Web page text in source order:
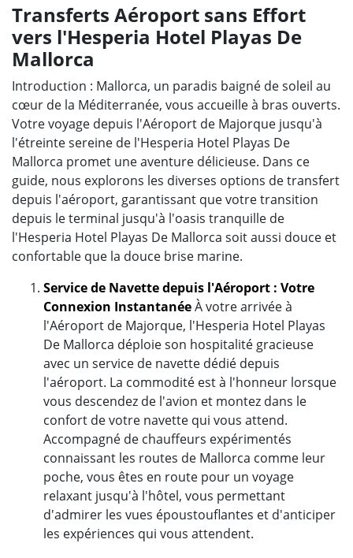
Transferts Aéroport sans Effort
vers l'Hesperia Hotel Playas De
Mallorca
Introduction : Mallorca, un paradis baigné de soleil au
cœur de la Méditerranée, vous accueille à bras ouverts.
Votre voyage depuis l'Aéroport de Majorque jusqu'à
l'étreinte sereine de l'Hesperia Hotel Playas De
Mallorca promet une aventure délicieuse. Dans ce
guide, nous explorons les diverses options de transfert
depuis l'aéroport, garantissant que votre transition
depuis le terminal jusqu'à l'oasis tranquille de
l'Hesperia Hotel Playas De Mallorca soit aussi douce et
confortable que la douce brise marine.
Service de Navette depuis l'Aéroport : Votre
Connexion InstantanéeÀ votre arrivée à
l'Aéroport de Majorque, l'Hesperia Hotel Playas
De Mallorca déploie son hospitalité gracieuse
avec un service de navette dédié depuis
l'aéroport. La commodité est à l'honneur lorsque
vous descendez de l'avion et montez dans le
confort de votre navette qui vous attend.
Accompagné de chauffeurs expérimentés
connaissant les routes de Mallorca comme leur
poche, vous êtes en route pour un voyage
relaxant jusqu'à l'hôtel, vous permettant
d'admirer les vues époustouflantes et d'anticiper
les expériences qui vous attendent.